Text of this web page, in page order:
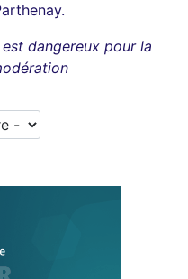
dangereux pour la